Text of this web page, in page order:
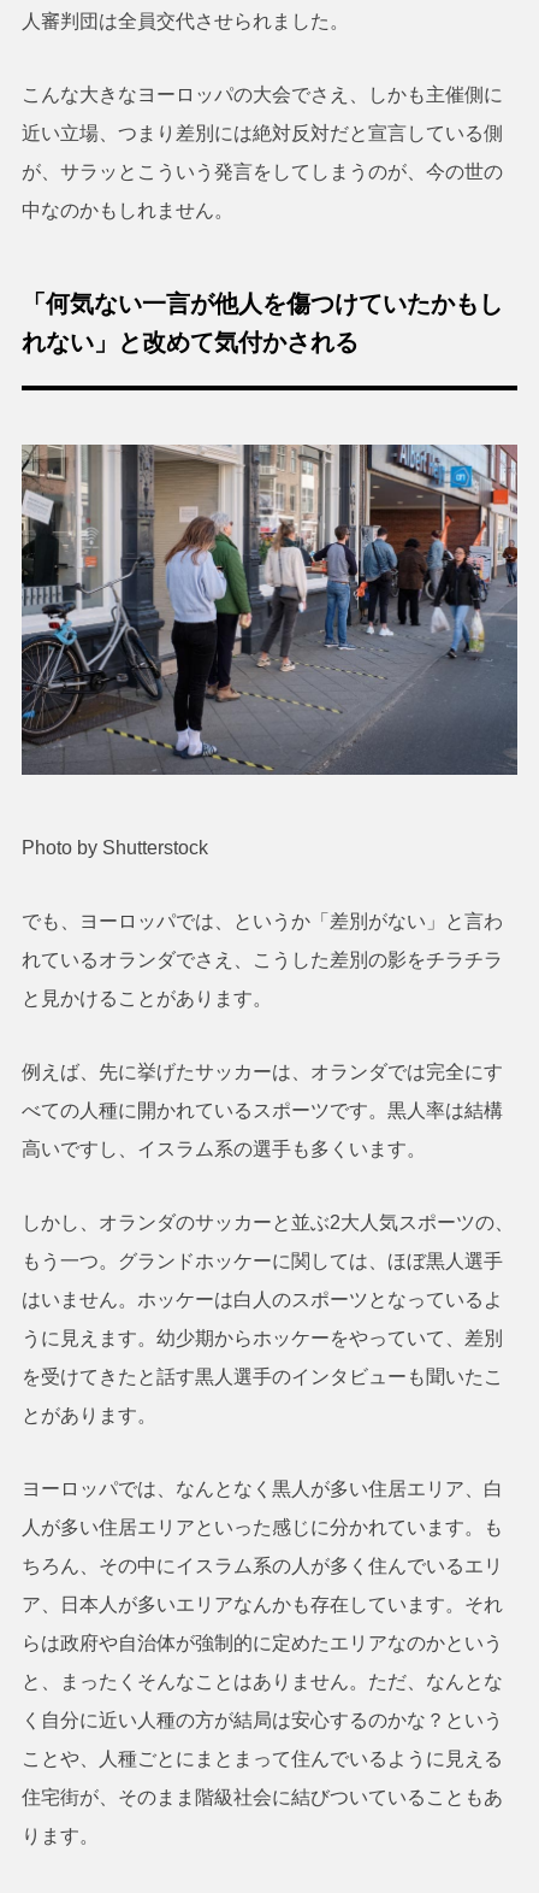
人審判団は全員交代させられました。
こんな大きなヨーロッパの大会でさえ、しかも主催側に
近い立場、つまり差別には絶対反対だと宣言している側
が、サラッとこういう発言をしてしまうのが、今の世の
中なのかもしれません。
「何気ない一言が他人を傷つけていたかもし
れない」と改めて気付かされる
Photo by Shutterstock
でも、ヨーロッパでは、というか「差別がない」と言わ
れているオランダでさえ、こうした差別の影をチラチラ
と見かけることがあります。
例えば、先に挙げたサッカーは、オランダでは完全にす
べての人種に開かれているスポーツです。黒人率は結構
高いですし、イスラム系の選手も多くいます。
しかし、オランダのサッカーと並ぶ2大人気スポーツの、
もう一つ。グランドホッケーに関しては、ほぼ黒人選手
はいません。ホッケーは白人のスポーツとなっているよ
うに見えます。幼少期からホッケーをやっていて、差別
を受けてきたと話す黒人選手のインタビューも聞いたこ
とがあります。
ヨーロッパでは、なんとなく黒人が多い住居エリア、白
人が多い住居エリアといった感じに分かれています。も
ちろん、その中にイスラム系の人が多く住んでいるエリ
ア、日本人が多いエリアなんかも存在しています。それ
らは政府や自治体が強制的に定めたエリアなのかという
と、まったくそんなことはありません。ただ、なんとな
く自分に近い人種の方が結局は安心するのかな？という
ことや、人種ごとにまとまって住んでいるように見える
住宅街が、そのまま階級社会に結びついていることもあ
ります。